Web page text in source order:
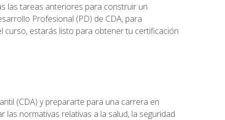
las tareas anteriores para construir un
Profesional (PD) de CDA, para
curso, estarás listo para obtener tu certificación
(CDA) y prepararte para una carrera en
normativas relativas a la salud, la seguridad